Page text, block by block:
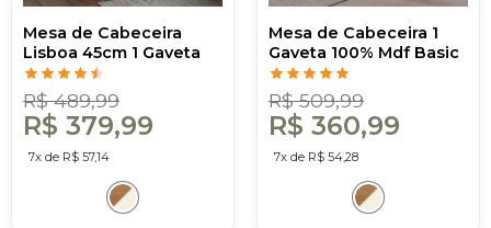
Mesa de Cabeceira
Lisboa 45cm 1 Gaveta
Freijó/Off White - Dalla
Costa
R$ 489,99
R$ 379,99
7x de R$ 57,14
Mesa de Cabeceira 1
Gaveta 100% Mdf Basic
Freijó/Off White - Dalla
Costa
R$ 509,99
R$ 360,99
7x de R$ 54,28